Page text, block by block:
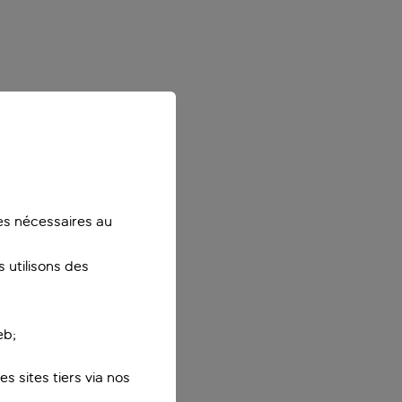
nécessaires au
utilisons des
sites tiers via nos